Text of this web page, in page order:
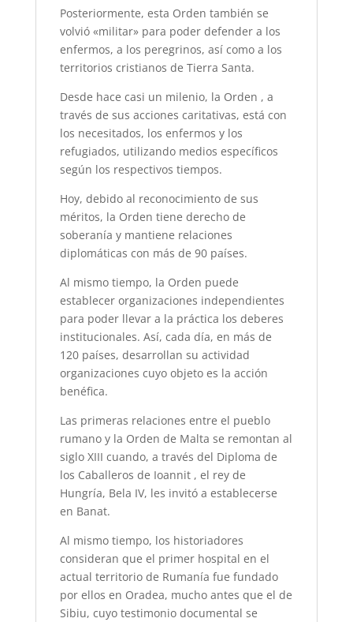
Posteriormente, esta Orden también se
volvió «militar» para poder defender a los
enfermos, a los peregrinos, así como a los
territorios cristianos de Tierra Santa.
Desde hace casi un milenio, la Orden , a
través de sus acciones caritativas, está con
los necesitados, los enfermos y los
refugiados, utilizando medios específicos
según los respectivos tiempos.
Hoy, debido al reconocimiento de sus
méritos, la Orden tiene derecho de
soberanía y mantiene relaciones
diplomáticas con más de 90 países.
Al mismo tiempo, la Orden puede
establecer organizaciones independientes
para poder llevar a la práctica los deberes
institucionales. Así, cada día, en más de
120 países, desarrollan su actividad
organizaciones cuyo objeto es la acción
benéfica.
Las primeras relaciones entre el pueblo
rumano y la Orden de Malta se remontan al
siglo XIII cuando, a través del Diploma de
los Caballeros de Ioannit , el rey de
Hungría, Bela IV, les invitó a establecerse
en Banat.
Al mismo tiempo, los historiadores
consideran que el primer hospital en el
actual territorio de Rumanía fue fundado
por ellos en Oradea, mucho antes que el de
Sibiu, cuyo testimonio documental se